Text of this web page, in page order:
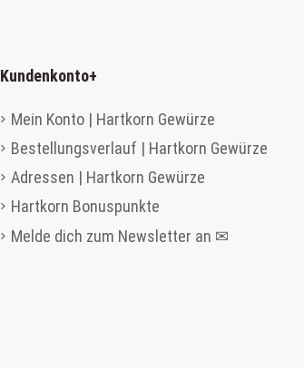
Kundenkonto+
Mein Konto | Hartkorn Gewürze
Bestellungsverlauf | Hartkorn Gewürze
Adressen | Hartkorn Gewürze
Hartkorn Bonuspunkte
Melde dich zum Newsletter an ✉